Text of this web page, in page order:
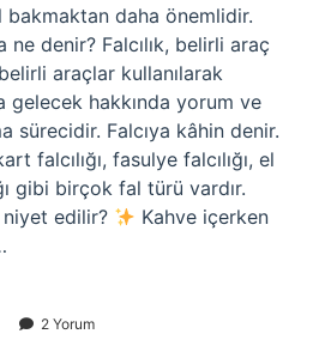
daha önemlidir.
ne denir? Falcılık, belirli araç
araçlar kullanılarak
gelecek hakkında yorum ve
sürecidir. Falcıya kâhin denir.
falcılığı, fasulye falcılığı, el
gibi birçok fal türü vardır.
niyet edilir?
Kahve içerken
2 Yorum